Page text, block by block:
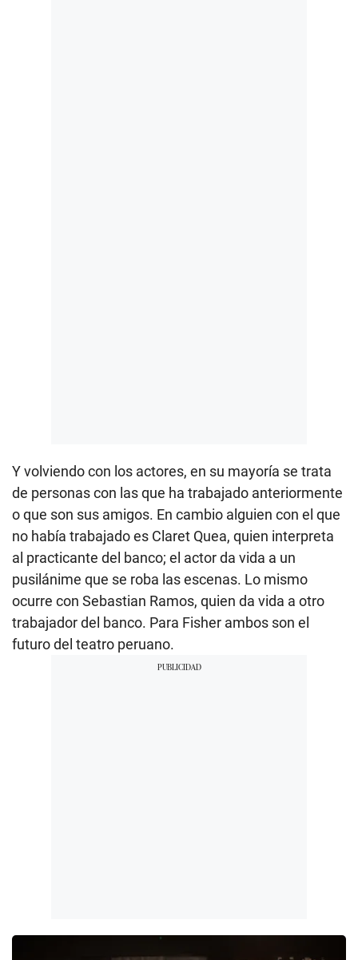
Y volviendo con los actores, en su mayoría se trata
de personas con las que ha trabajado anteriormente
o que son sus amigos. En cambio alguien con el que
no había trabajado es Claret Quea, quien interpreta
al practicante del banco; el actor da vida a un
pusilánime que se roba las escenas. Lo mismo
ocurre con Sebastian Ramos, quien da vida a otro
trabajador del banco. Para Fisher ambos son el
futuro del teatro peruano.